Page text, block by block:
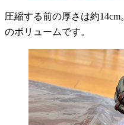
圧縮する前の厚さは約
のボリュームです。